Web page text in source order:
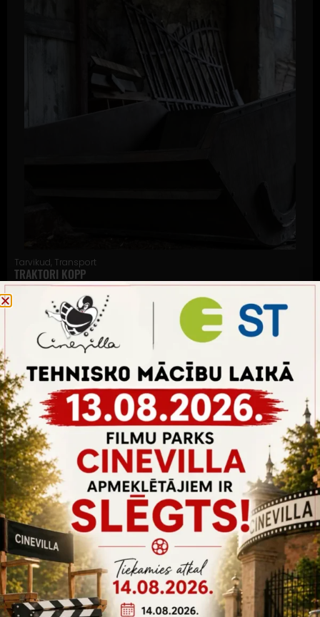
Tarvikud Transport
TRAKTORI KOPP
Traktori kopp, mis on valmistatud vineerist, kuid mis on veenvalt
kujundatud, et jäljendada metalli välimust.
Rohkem infot